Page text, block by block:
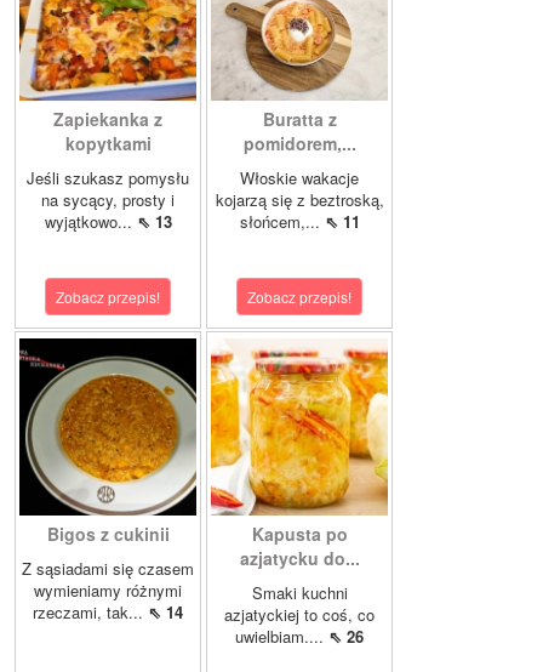
Zapiekanka z
kopytkami
Jeśli szukasz pomysłu
na sycący, prosty i
wyjątkowo... ⇖ 13
Zobacz przepis!
Buratta z
pomidorem,...
Włoskie wakacje
kojarzą się z beztroską,
słońcem,... ⇖ 11
Zobacz przepis!
Bigos z cukinii
Z sąsiadami się czasem
wymieniamy różnymi
rzeczami, tak... ⇖ 14
Kapusta po
azjatycku do...
Smaki kuchni
azjatyckiej to coś, co
uwielbiam.... ⇖ 26